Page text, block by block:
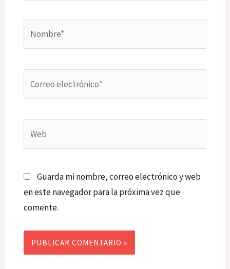
Guarda mi nombre, correo electrónico y web
en este navegador para la próxima vez que
comente.